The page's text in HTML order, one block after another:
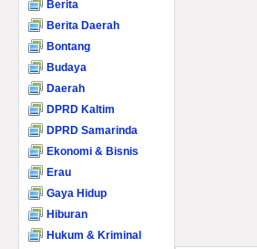
Berita
Berita Daerah
Bontang
Budaya
Daerah
DPRD Kaltim
DPRD Samarinda
Ekonomi & Bisnis
Erau
Gaya Hidup
Hiburan
Hukum & Kriminal